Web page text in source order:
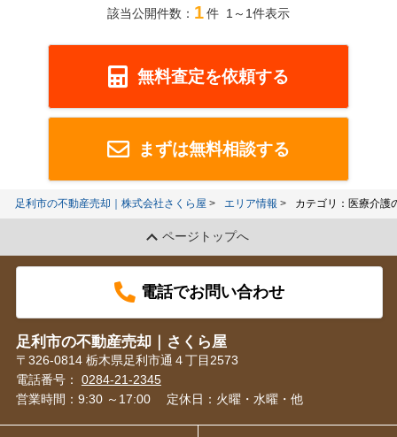
該当公開件数： 1件 1～1件表示
無料査定を依頼する
まずは無料相談する
足利市の不動産売却｜株式会社さくら屋 エリア情報 カテゴリ：医療介護
ページトップへ
電話でお問い合わせ
足利市の不動産売却｜さくら屋
〒326-0814 栃木県足利市通４丁目2573
電話番号： 0284-21-2345
営業時間：9:30 ～17:00
定休日：火曜・水曜・他